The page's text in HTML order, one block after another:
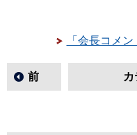
「会長コメ
前